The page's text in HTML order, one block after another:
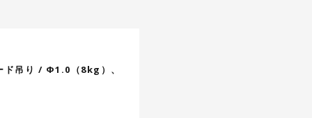
ド吊り / Φ1.0（8kg）、